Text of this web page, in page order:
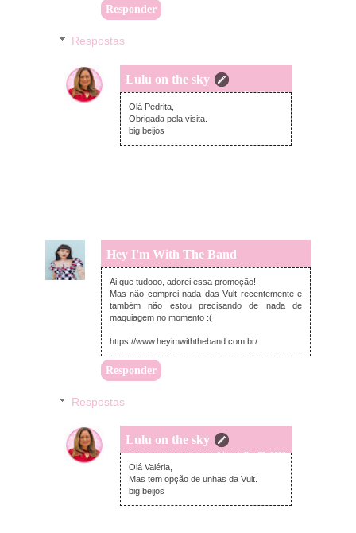
Responder
Respostas
Lulu on the sky
quarta-feira, julho 22, 2020
Olá Pedrita,
Obrigada pela visita.
big beijos
Hey I'm With The Band
terça-feira, julho 21, 2020
Ai que tudooo, adorei essa promoção!
Mas não comprei nada das Vult recentemente e
também não estou precisando de nada de
maquiagem no momento :(
https://www.heyimwiththeband.com.br/
Responder
Respostas
Lulu on the sky
quarta-feira, julho 22, 2020
Olá Valéria,
Mas tem opção de unhas da Vult.
big beijos